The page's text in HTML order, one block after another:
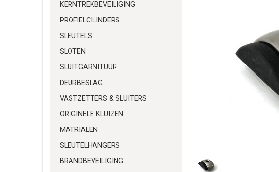
KERNTREKBEVEILIGING
PROFIELCILINDERS
SLEUTELS
SLOTEN
SLUITGARNITUUR
DEURBESLAG
VASTZETTERS & SLUITERS
ORIGINELE KLUIZEN
MATRIALEN
SLEUTELHANGERS
BRANDBEVEILIGING